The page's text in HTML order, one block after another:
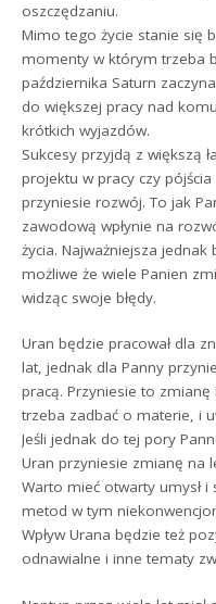
oszczędzaniu.
Mimo tego życie stanie się
momenty w którym trzeba
października Saturn
do większej pracy nad
krótkich wyjazdów.
Sukcesy przyjdą z większą
projektu w pracy czy
przyniesie rozwój. To jak
zawodową wpłynie na
życia. Najważniejsza
możliwe że wiele Panien
widząc swoje błędy.
Uran będzie pracował dla
lat, jednak dla Panny
pracą. Przyniesie to
trzeba zadbać o materie, i
Jeśli jednak do tej pory
Uran przyniesie zmianę na
Warto mieć otwarty umysł
metod w tym
Wpływ Urana będzie też
odnawialne i inne tematy